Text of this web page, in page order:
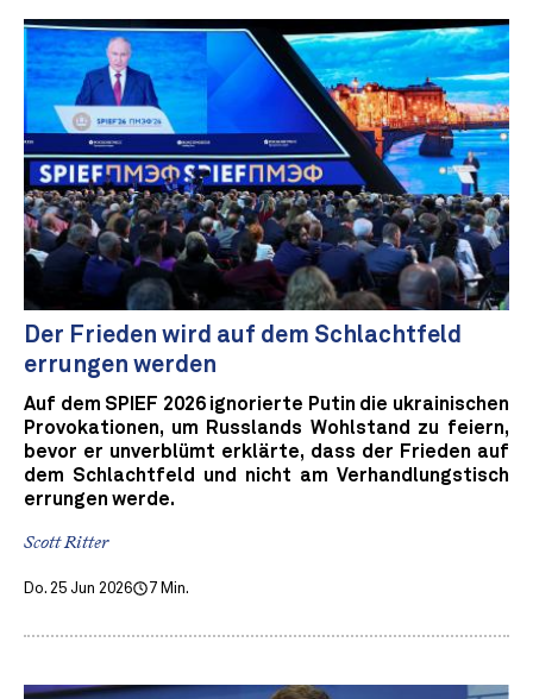
Der Frieden wird auf dem Schlachtfeld
errungen werden
Auf dem SPIEF 2026 ignorierte Putin die ukrainischen
Provokationen, um Russlands Wohlstand zu feiern,
bevor er unverblümt erklärte, dass der Frieden auf
dem Schlachtfeld und nicht am Verhandlungstisch
errungen werde.
Scott Ritter
Do. 25 Jun 2026 7 Min.